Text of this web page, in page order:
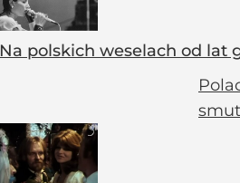
Na polskich weselach od lat